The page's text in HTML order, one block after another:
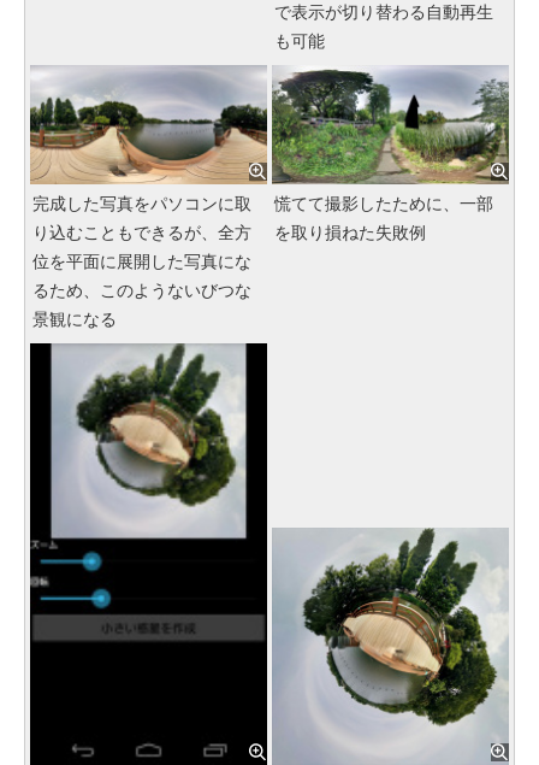
で表示が切り替わる自動再生
も可能
完成した写真をパソコンに取
り込むこともできるが、全方
位を平面に展開した写真にな
るため、このようないびつな
景観になる
慌てて撮影したために、一部
を取り損ねた失敗例